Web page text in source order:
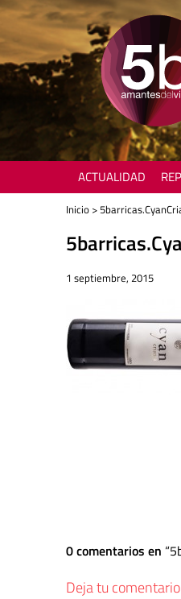
ACTUALIDAD
Inicio >
1 septiembre, 2015
0 comentarios en
Deja tu comentario